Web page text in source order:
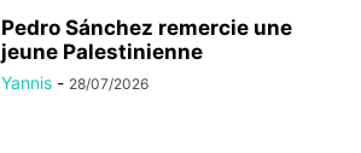
Pedro Sánchez remercie une
jeune Palestinienne
Yannis - 28/07/2026